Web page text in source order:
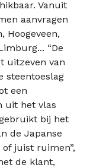
Vanuit
aanvragen
Hoogeveen,
“De
uitzeven van
steentoeslag
een
uit het vlas
bij het
de Japanse
juist ruimen”,
de klant,